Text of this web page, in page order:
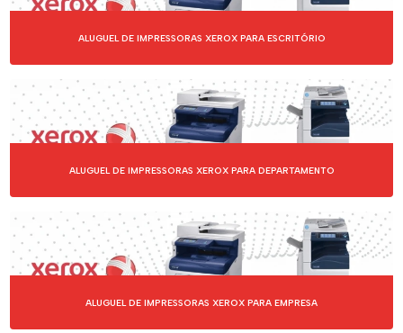
ALUGUEL DE IMPRESSORAS XEROX PARA ESCRITÓRIO
ALUGUEL DE IMPRESSORAS XEROX PARA DEPARTAMENTO
ALUGUEL DE IMPRESSORAS XEROX PARA EMPRESA